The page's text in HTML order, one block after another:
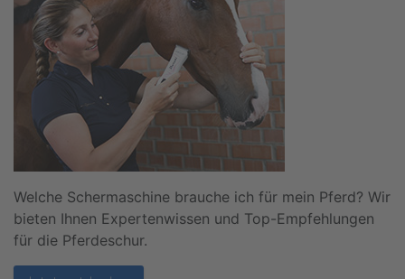
Welche Schermaschine brauche ich für mein Pferd? Wir
bieten Ihnen Expertenwissen und Top-Empfehlungen
für die Pferdeschur.